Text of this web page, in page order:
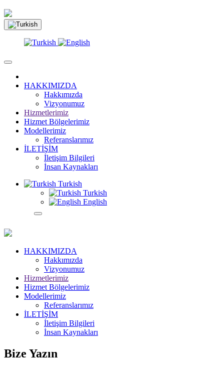
HAKKIMIZDA
Hakkımızda
Vizyonumuz
Hizmetlerimiz
Hizmet Bölgelerimiz
Modellerimiz
Referanslarımız
İLETİŞİM
İletişim Bilgileri
İnsan Kaynakları
Turkish
Turkish
English
HAKKIMIZDA
Hakkımızda
Vizyonumuz
Hizmetlerimiz
Hizmet Bölgelerimiz
Modellerimiz
Referanslarımız
İLETİŞİM
İletişim Bilgileri
İnsan Kaynakları
Bize Yazın